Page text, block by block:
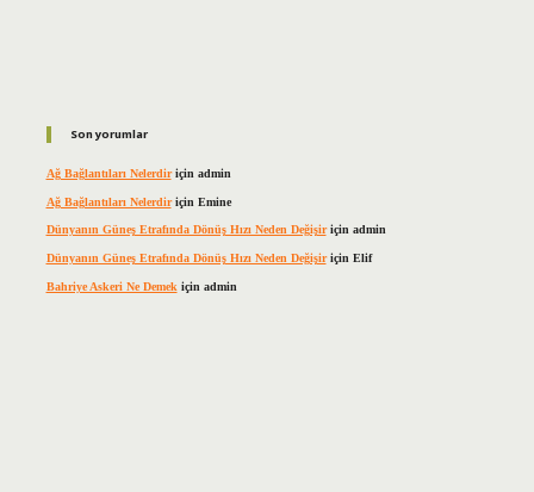
Son yorumlar
Ağ Bağlantıları Nelerdiriçin admin
Ağ Bağlantıları Nelerdiriçin Emine
Dünyanın Güneş Etrafında Dönüş Hızı Neden Değişiriçin admin
Dünyanın Güneş Etrafında Dönüş Hızı Neden Değişiriçin Elif
Bahriye Askeri Ne Demek için admin